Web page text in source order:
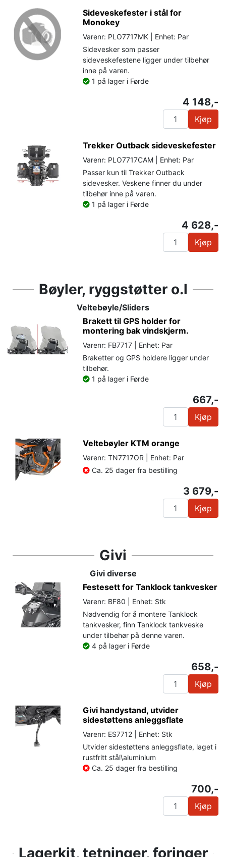
Sideveskefester i stål for
Monokey
Varenr: PLO7717MK | Enhet: Par
Sidevesker som passer
sideveskefestene ligger under tilbehør
inne på varen.
1 på lager i Førde
4 148,-
Kjøp
Trekker Outback sideveskefester
Varenr: PLO7717CAM | Enhet: Par
Passer kun til Trekker Outback
sidevesker. Veskene finner du under
tilbehør inne på varen.
1 på lager i Førde
4 628,-
Kjøp
Bøyler, ryggstøtter o.l
Veltebøyle/Sliders
Brakett til GPS holder for
montering bak vindskjerm.
Varenr: FB7717 | Enhet: Par
Braketter og GPS holdere ligger under
tilbehør.
1 på lager i Førde
667,-
Kjøp
Veltebøyler KTM orange
Varenr: TN7717OR | Enhet: Par
Ca. 25 dager fra bestilling
3 679,-
Kjøp
Givi
Givi diverse
Festesett for Tanklock tankvesker
Varenr: BF80 | Enhet: Stk
Nødvendig for å montere Tanklock
tankvesker, finn Tanklock tankveske
under tilbehør på denne varen.
4 på lager i Førde
658,-
Kjøp
Givi handystand, utvider
sidestøttens anleggsflate
Varenr: ES7712 | Enhet: Stk
Utvider sidestøttens anleggsflate, laget i
rustfritt stål\aluminium
Ca. 25 dager fra bestilling
700,-
Kjøp
Lagerkit, tetninger, foringer